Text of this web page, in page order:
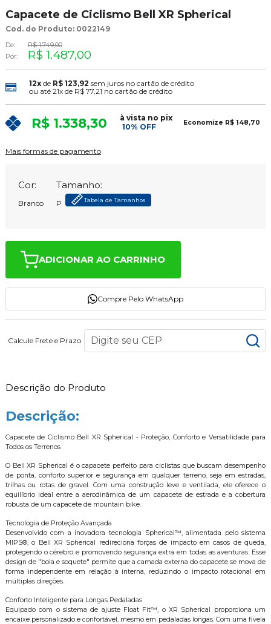
Capacete de Ciclismo Bell XR Spherical
Cod. do Produto: 0022149
De:
R$ 1.749,00
Por:
R$ 1.487,00
12xde R$ 123,92 sem juros no cartão de crédito
ou até 21xde R$ 77,21 no cartão de crédito
R$ 1.338,30
à vista no pix
10% OFF
Economize R$ 148,70
Mais formas de pagamento
Cor:
Branco
Tamanho:
P Tabela de Tamanhos
ADICIONAR AO CARRINHO
Compre Pelo WhatsApp
Calcule Frete e Prazo
Descrição do Produto
Descrição:
Capacete de Ciclismo Bell XR Spherical - Proteção, Conforto e Versatilidade para
Todos os Terrenos
O Bell XR Spherical é o capacete perfeito para ciclistas que buscam desempenho
de ponta, conforto superior e segurança em qualquer terreno, seja em estradas,
trilhas ou rotas de gravel. Com uma construção leve e ventilada, ele oferece o
equilíbrio ideal entre a aerodinâmica de um capacete de estrada e a cobertura
robusta de um capacete de mountain bike.
Tecnologia de Proteção Avançada
Desenvolvido com a inovadora tecnologia Spherical™, alimentada pelo sistema
MIPS®, o Bell XR Spherical redireciona forças de impacto em casos de queda,
protegendo o cérebro e promovendo segurança extra em todas as aventuras. Esse
design de "bola e soquete" permite que a camada externa do capacete se mova de
forma independente em relação à interna, reduzindo o impacto rotacional em
múltiplas direções.
Conforto Inteligente para Longas Pedaladas
Equipado com o sistema de ajuste Float Fit™, o XR Spherical proporciona um
encaixe personalizado e confortável, mesmo em pedaladas longas. Com uma fivela